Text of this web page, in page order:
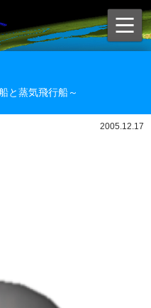
と蒸気飛行船～
2005.12.17